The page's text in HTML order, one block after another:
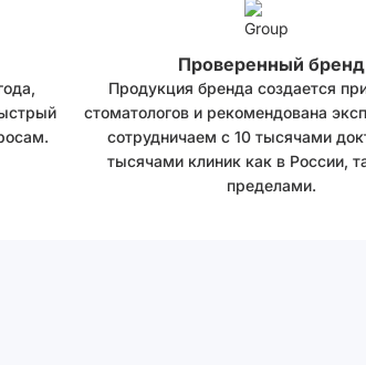
Проверенный бренд
Продукция бренда создается
стоматологов и рекомендована
сотрудничаем с 10 тысячами
тысячами клиник как в России,
пределами.